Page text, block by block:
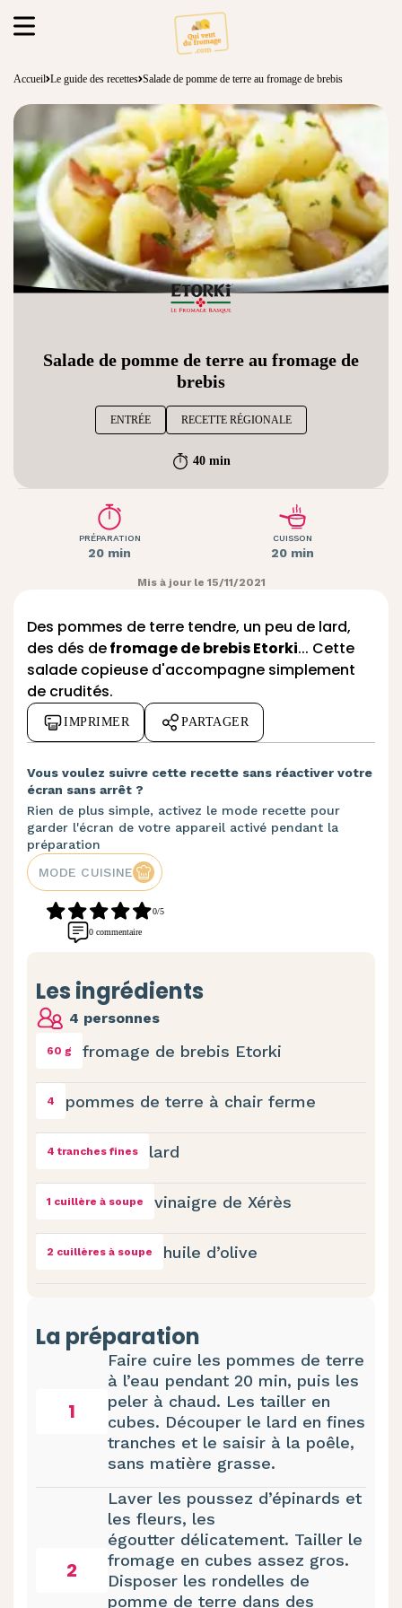
Accueil Le guide des recettes Salade de pomme de terre au fromage de brebis
Salade de pomme de terre au fromage de
brebis
ENTRÉE RECETTE RÉGIONALE
40 min
PRÉPARATION
20 min
CUISSON
20 min
Mis à jour le 15/11/2021
Des pommes de terre tendre, un peu de lard,
des dés defromage de brebis Etorki... Cette
salade copieuse d'accompagne simplement
de crudités.
IMPRIMER PARTAGER
Vous voulez suivre cette recette sans réactiver votre
écran sans arrêt ?
Rien de plus simple, activez le mode recette pour
garder l'écran de votre appareil activé pendant la
préparation
MODE CUISINE
0/5
0 commentaire
Les ingrédients
4 personnes
60 g fromage de brebis Etorki
4 pommes de terre à chair ferme
4 tranches fines lard
1 cuillère à soupe vinaigre de Xérès
2 cuillères à soupe huile d’olive
La préparation
1
Faire cuire les pommes de terre
à l’eau pendant 20 min, puis les
peler à chaud. Les tailler en
cubes. Découper le lard en fines
tranches et le saisir à la poêle,
sans matière grasse.
2
Laver les poussez d’épinards et
les fleurs, les
égoutter délicatement. Tailler le
fromage en cubes assez gros.
Disposer les rondelles de
pomme de terre dans des